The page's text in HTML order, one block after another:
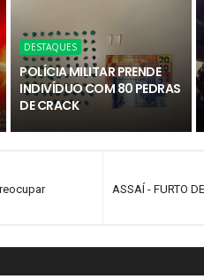
DESTAQUES
POLÍCIA MILITAR PRENDE
INDIVÍDUO COM 80 PEDRAS
DE CRACK
ASSAÍ - FURTO